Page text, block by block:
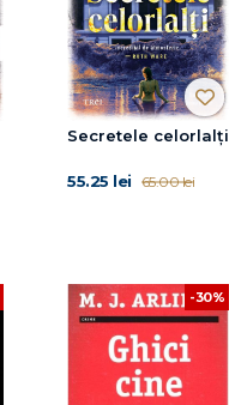
Secretele celorlalți
55.25 lei 65.00 lei
-30%